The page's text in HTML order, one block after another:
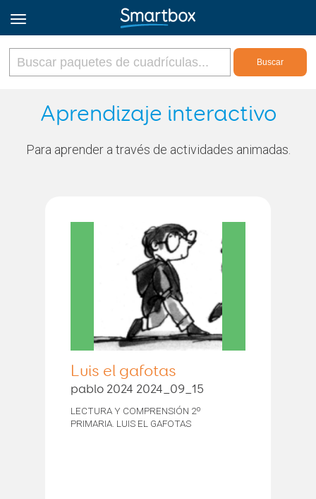
Online Grids
Iniciar sesión
Español
Aprendizaje interactivo
Para aprender a través de actividades animadas.
Luis el gafotas
pablo 2024 2024_09_15
LECTURA Y COMPRENSIÓN 2º
PRIMARIA. LUIS EL GAFOTAS